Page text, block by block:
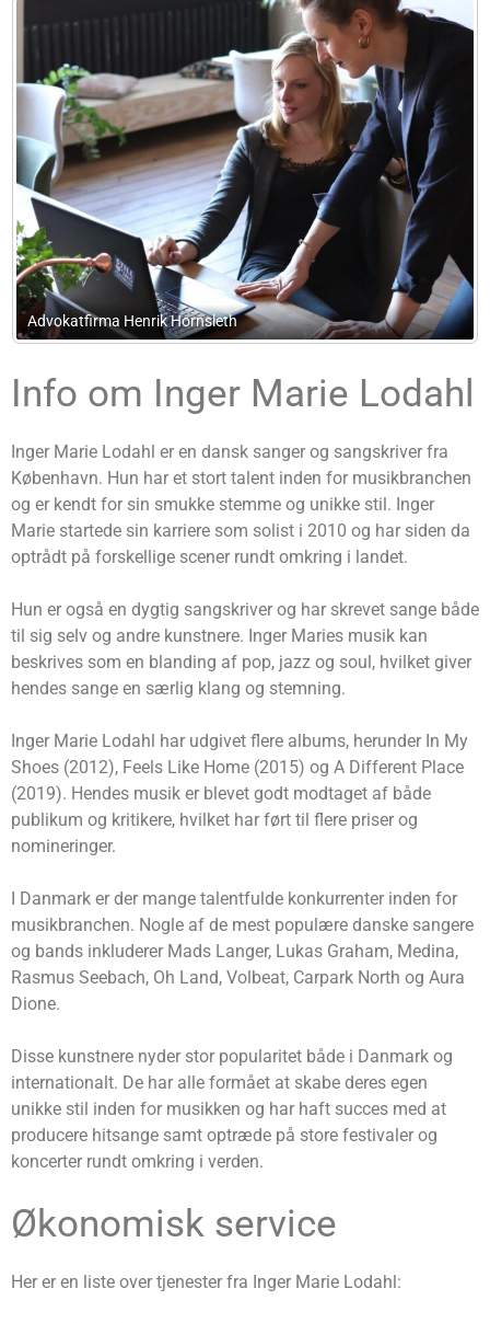
Tina Mørk Løvgreen
Info om Inger Marie Lodahl
Inger Marie Lodahl er en dansk sanger og sangskriver fra
København. Hun har et stort talent inden for musikbranchen
og er kendt for sin smukke stemme og unikke stil. Inger
Marie startede sin karriere som solist i 2010 og har siden da
optrådt på forskellige scener rundt omkring i landet.
Hun er også en dygtig sangskriver og har skrevet sange både
til sig selv og andre kunstnere. Inger Maries musik kan
beskrives som en blanding af pop, jazz og soul, hvilket giver
hendes sange en særlig klang og stemning.
Inger Marie Lodahl har udgivet flere albums, herunder In My
Shoes (2012), Feels Like Home (2015) og A Different Place
(2019). Hendes musik er blevet godt modtaget af både
publikum og kritikere, hvilket har ført til flere priser og
nomineringer.
I Danmark er der mange talentfulde konkurrenter inden for
musikbranchen. Nogle af de mest populære danske sangere
og bands inkluderer Mads Langer, Lukas Graham, Medina,
Rasmus Seebach, Oh Land, Volbeat, Carpark North og Aura
Dione.
Disse kunstnere nyder stor popularitet både i Danmark og
internationalt. De har alle formået at skabe deres egen
unikke stil inden for musikken og har haft succes med at
producere hitsange samt optræde på store festivaler og
koncerter rundt omkring i verden.
Økonomisk service
Her er en liste over tjenester fra Inger Marie Lodahl: